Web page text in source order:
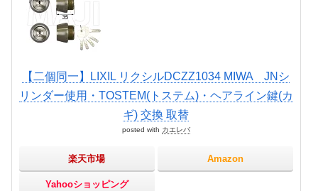
【二個同一】LIXIL リクシルDCZZ1034 MIWA JNシ
リンダー使用・TOSTEM(トステム)・ヘアライン鍵(カ
ギ) 交換 取替
posted with カエレバ
楽天市場 Amazon
Yahooショッピング